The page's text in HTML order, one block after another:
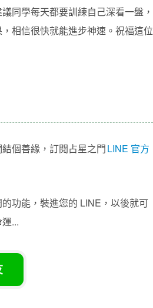
同學每天都要訓練自己深看一盤，
相信很快就能進步神速。祝福這位
個善緣，訂閱占星之門LINE 官方
功能，裝進您的 LINE，以後就可
...